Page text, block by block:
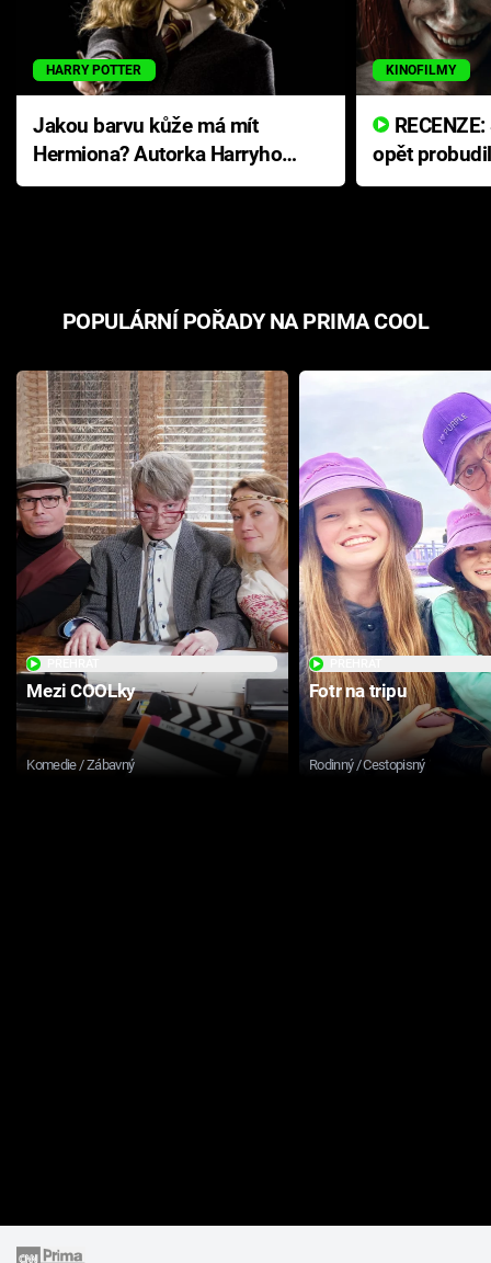
HARRY POTTER
Jakou barvu kůže má mít
Hermiona? Autorka Harryho
Pottera přišla s ráznou
KINOFILMY
opět
přichází s
POPULÁRNÍ POŘADY NA PRIMA COOL
Mezi COOLky
Komedie / Zábavný
Fotr na tripu
Rodinný / Cestopisný